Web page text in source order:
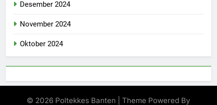
Desember 2024
November 2024
Oktober 2024
© 2026 Poltekkes Banten | Theme Powered By